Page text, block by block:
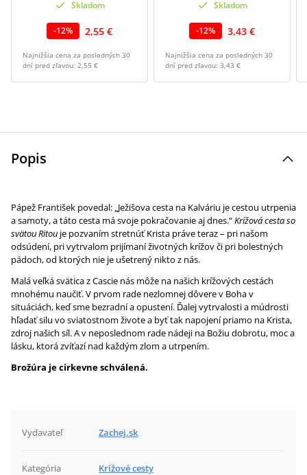
Skladom
-12% 2,55 €
Najnižšia cena za posledných 30
dní pred zľavou: 2,55 €
Skladom
-12% 3,43 €
Najnižšia cena za posledných 30
dní pred zľavou: 3,43 €
Popis
Pápež František povedal: „Ježišova cesta na Kalváriu je cestou utrpenia
a samoty, a táto cesta má svoje pokračovanie aj dnes.“Krížová cesta so
svätou Ritou je pozvaním stretnúť Krista práve teraz – pri našom
odsúdení, pri vytrvalom prijímaní životných krížov či pri bolestných
pádoch, od ktorých nie je ušetrený nikto z nás.
Malá veľká svätica z Cascie nás môže na našich krížových cestách
mnohému naučiť. V prvom rade nezlomnej dôvere v Boha v
situáciách, keď sme bezradní a opustení. Ďalej vytrvalosti a múdrosti
hľadať silu vo sviatostnom živote a byť tak napojení priamo na Krista,
zdroj našich síl. A v neposlednom rade nádeji na Božiu dobrotu, moc a
lásku, ktorá zvíťazí nad každým zlom a utrpením.
Brožúra je cirkevne schválená.
Vydavateľ Zachej.sk
Kategória Krížové cesty